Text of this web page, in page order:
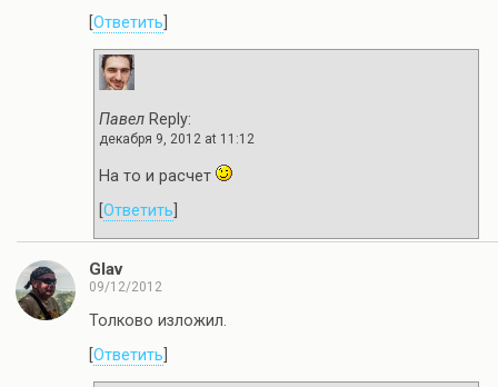
Ответить
Павел Reply:
декабря 9, 2012 at 11:12
На то и расчет
Ответить
Glav
09/12/2012
Толково изложил.
Ответить